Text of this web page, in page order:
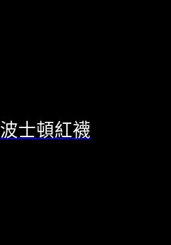
波士頓紅襪